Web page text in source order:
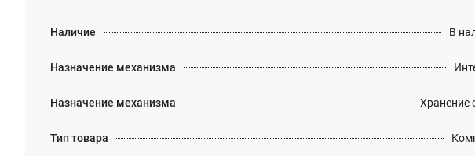
Наличие В
Назначение механизма
Назначение механизма Хранение
Тип товара